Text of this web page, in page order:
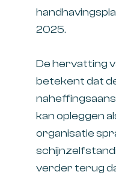
2025.
De hervatting
betekent dat
kan opleggen
organisatie
verder terug